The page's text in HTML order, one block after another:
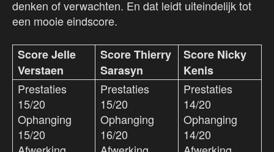
denken of verwachten. En dat leidt uiteindelijk tot
een mooie eindscore.
Score Jelle
Verstaen
Score Thierry
Sarasyn
Score Nicky
Kenis
Prestaties
15/20
Ophanging
15/20
Prestaties
15/20
Ophanging
16/20
Prestaties
14/20
Ophanging
14/20